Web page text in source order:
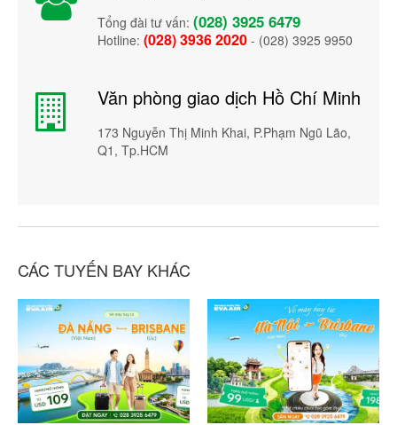
Tổng đài tư vấn: (028) 3925 6479
Hotline: (028) 3936 2020 - (028) 3925 9950
Văn phòng giao dịch Hồ Chí Minh
173 Nguyễn Thị Minh Khai, P.Phạm Ngũ Lão,
Q1, Tp.HCM
CÁC TUYẾN BAY KHÁC